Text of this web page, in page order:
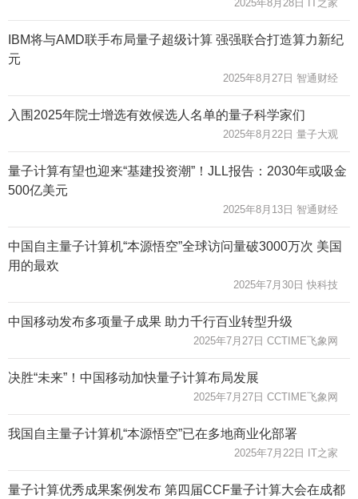
2025年8月28日 IT之家
IBM将与AMD联手布局量子超级计算 强强联合打造算力新纪
元
2025年8月27日 智通财经
入围2025年院士增选有效候选人名单的量子科学家们
2025年8月22日 量子大观
量子计算有望也迎来“基建投资潮”！JLL报告：2030年或吸金
500亿美元
2025年8月13日 智通财经
中国自主量子计算机“本源悟空”全球访问量破3000万次 美国
用的最欢
2025年7月30日 快科技
中国移动发布多项量子成果 助力千行百业转型升级
2025年7月27日 CCTIME飞象网
决胜“未来”！中国移动加快量子计算布局发展
2025年7月27日 CCTIME飞象网
我国自主量子计算机“本源悟空”已在多地商业化部署
2025年7月22日 IT之家
量子计算优秀成果案例发布 第四届CCF量子计算大会在成都